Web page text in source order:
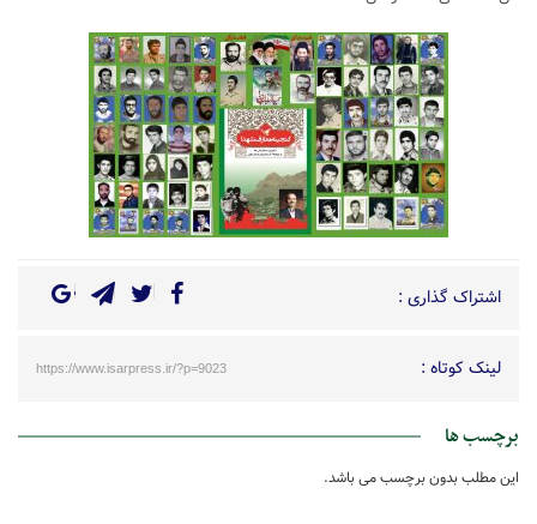
اشتراک گذاری :
لینک کوتاه : https://www.isarpress.ir/?p=9023
برچسب ها
این مطلب بدون برچسب می باشد.